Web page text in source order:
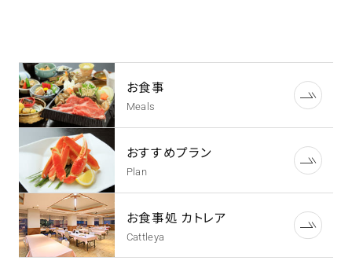
お食事
Meals
おすすめプラン
Plan
お食事処 カトレア
Cattleya